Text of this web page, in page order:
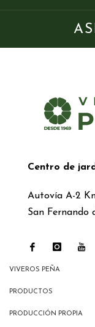
Centro de
Autovía A-2
San Fernando
VIVEROS PEÑA
PRODUCTOS
PRODUCCIÓN PROPIA